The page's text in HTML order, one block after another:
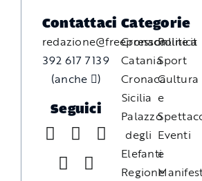
Contattaci
redazione@freepressonline.it
392 617 7139
(anche
)
Seguici
Categorie
Cronaca
Catania
Cronaca
Sicilia
Palazzo
degli
Elefanti
Regione
Politica
Sport
Cultura
e
Eventi
e